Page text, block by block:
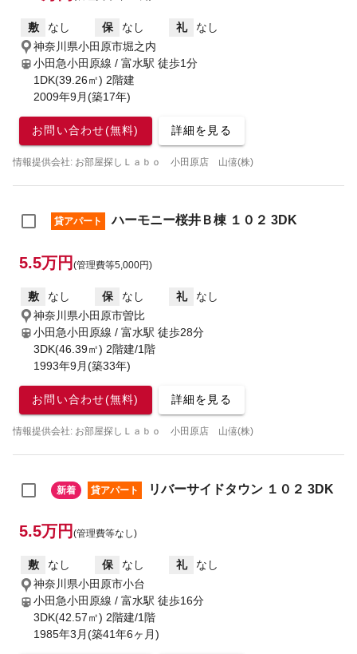
敷 なし 保 なし 礼
なし
神奈川県小田原市堀之内
小田急小田原線 / 富水駅 徒歩1分
1DK(39.26㎡) 2階建
2009年9月(築17年)
お問い合わせ(無料) 詳細を見る
情報提供会社: お部屋探しＬａｂｏ 小田原店 山僖(株)
貸アパート ハーモニー桜井Ｂ棟 １０２ 3DK
5.5万円 (管理費等5,000円)
敷 なし 保 なし 礼
なし
神奈川県小田原市曽比
小田急小田原線 / 富水駅 徒歩28分
3DK(46.39㎡) 2階建/1階
1993年9月(築33年)
お問い合わせ(無料) 詳細を見る
情報提供会社: お部屋探しＬａｂｏ 小田原店 山僖(株)
新着 貸アパート リバーサイドタウン １０２ 3DK
5.5万円 (管理費等なし)
敷 なし 保 なし 礼
なし
神奈川県小田原市小台
小田急小田原線 / 富水駅 徒歩16分
3DK(42.57㎡) 2階建/1階
1985年3月(築41年6ヶ月)